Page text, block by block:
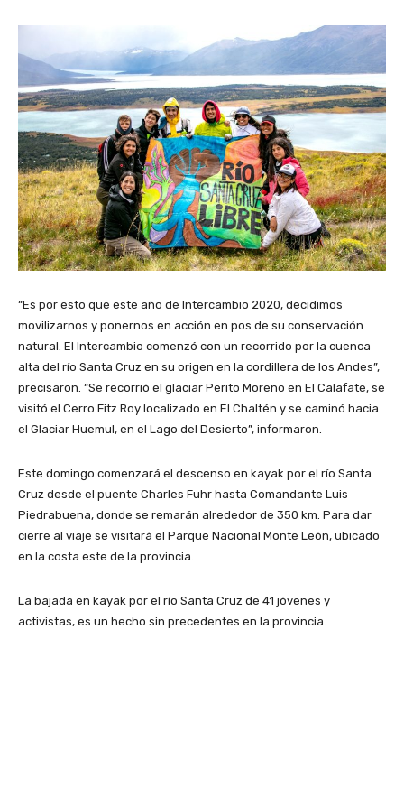
“Es por esto que este año de Intercambio 2020, decidimos
movilizarnos y ponernos en acción en pos de su conservación
natural. El Intercambio comenzó con un recorrido por la cuenca
alta del río Santa Cruz en su origen en la cordillera de los Andes”,
precisaron. “Se recorrió el glaciar Perito Moreno en El Calafate, se
visitó el Cerro Fitz Roy localizado en El Chaltén y se caminó hacia
el Glaciar Huemul, en el Lago del Desierto”, informaron.
Este domingo comenzará el descenso en kayak por el río Santa
Cruz desde el puente Charles Fuhr hasta Comandante Luis
Piedrabuena, donde se remarán alrededor de 350 km. Para dar
cierre al viaje se visitará el Parque Nacional Monte León, ubicado
en la costa este de la provincia.
La bajada en kayak por el río Santa Cruz de 41 jóvenes y
activistas, es un hecho sin precedentes en la provincia.